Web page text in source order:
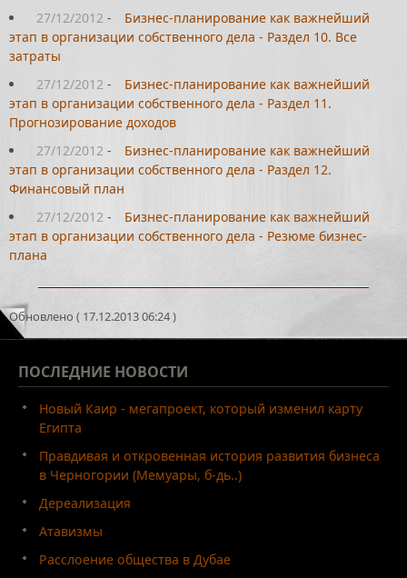
27/12/2012 -
Бизнес-планирование как важнейший
этап в организации собственного дела - Раздел 10. Все
затраты
27/12/2012 -
Бизнес-планирование как важнейший
этап в организации собственного дела - Раздел 11.
Прогнозирование доходов
27/12/2012 -
Бизнес-планирование как важнейший
этап в организации собственного дела - Раздел 12.
Финансовый план
27/12/2012 -
Бизнес-планирование как важнейший
этап в организации собственного дела - Резюме бизнес-
плана
Обновлено ( 17.12.2013 06:24 )
ПОСЛЕДНИЕ НОВОСТИ
Новый Каир - мегапроект, который изменил карту
Египта
Правдивая и откровенная история развития бизнеса
в Черногории (Мемуары, б-дь..)
Дереализация
Атавизмы
Расслоение общества в Дубае